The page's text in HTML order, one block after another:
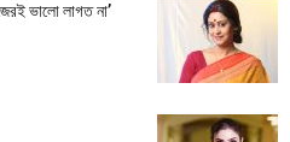
ভালো লাগত না’